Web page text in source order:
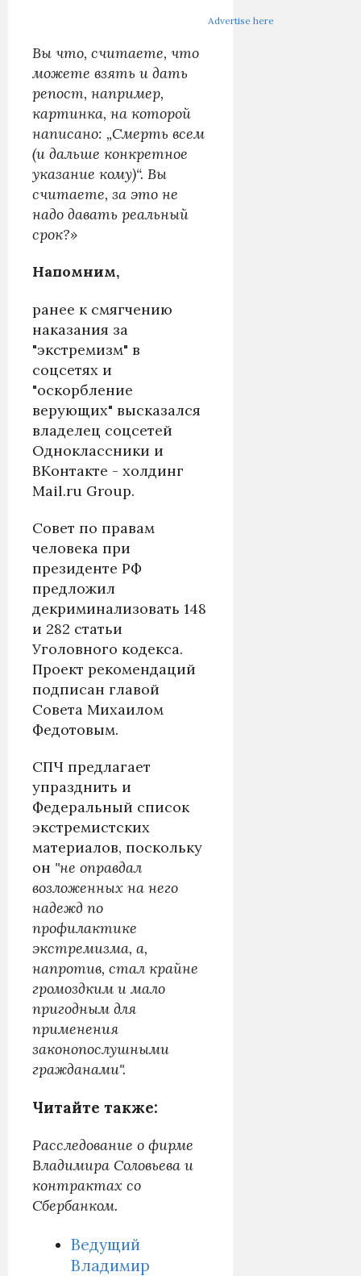
Advertise here
Вы что, считаете, что
можете взять и дать
репост, например,
картинка, на которой
написано: „Смерть всем
(и дальше конкретное
указание кому)“. Вы
считаете, за это не
надо давать реальный
срок?»
Напомним,
ранее к смягчению
наказания за
"экстремизм" в
соцсетях и
"оскорбление
верующих" высказался
владелец соцсетей
Одноклассники и
ВКонтакте - холдинг
Mail.ru Group.
Совет по правам
человека при
президенте РФ
предложил
декриминализовать 148
и 282 статьи
Уголовного кодекса.
Проект рекомендаций
подписан главой
Совета Михаилом
Федотовым.
СПЧ предлагает
упразднить и
Федеральный список
экстремистских
материалов, поскольку
он "не оправдал
возложенных на него
надежд по
профилактике
экстремизма, а,
напротив, стал крайне
громоздким и мало
пригодным для
применения
законопослушными
гражданами".
Читайте также:
Расследование о фирме
Владимира Соловьева и
контрактах со
Сбербанком.
Ведущий
Владимир